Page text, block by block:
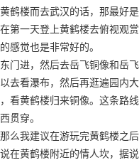
鹤楼而去武汉的话，那最好是
第一天登上黄鹤楼去俯视观赏
感觉也是非常好的。
门进，然后去岳飞铜像和岳飞
去看瀑布，然后再逛遍园内大
看黄鹤楼归来铜像。这条路线
贯穿。
么我建议在游玩完黄鹤楼之后
在黄鹤楼附近的情人坎，据说